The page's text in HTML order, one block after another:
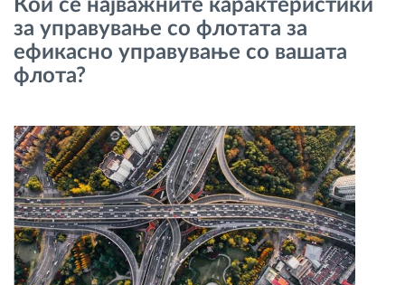
Управување со горивото
Планирање и следење на рутите
Откријте ги сите можности
Како ја решаваме
Кои се најважните карактеристики
за управување со флотата за
ефикасно управување со вашата
флота?